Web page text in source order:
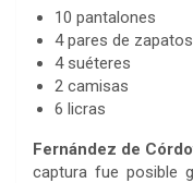
10 pantalones
4 pares de zapatos
4 suéteres
2 camisas
6 licras
Fernández de
captura fue posible